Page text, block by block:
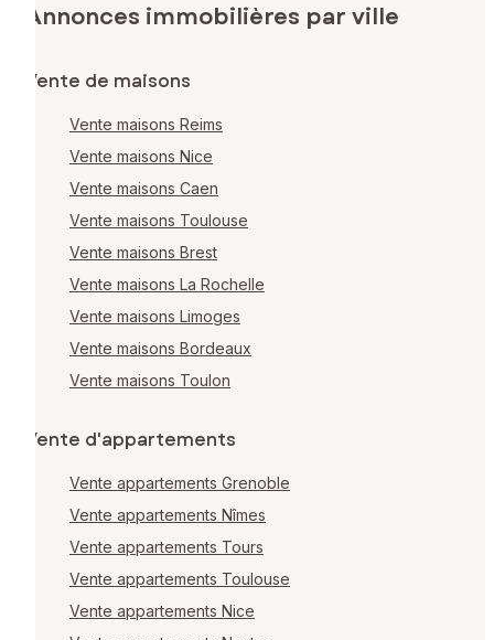
Annonces immobilières par ville
Vente de maisons
Vente maisons Reims
Vente maisons Nice
Vente maisons Caen
Vente maisons Toulouse
Vente maisons Brest
Vente maisons La Rochelle
Vente maisons Limoges
Vente maisons Bordeaux
Vente maisons Toulon
Vente d'appartements
Vente appartements Grenoble
Vente appartements Nîmes
Vente appartements Tours
Vente appartements Toulouse
Vente appartements Nice